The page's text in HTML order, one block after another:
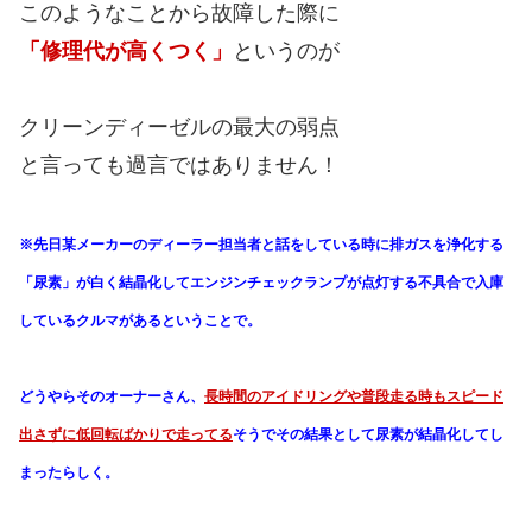
このようなことから故障した際に
「修理代が高くつく」
というのが
クリーンディーゼルの最大の弱点
と言っても過言ではありません！
※先日某メーカーのディーラー担当者と話をしている時に排ガスを浄化する
「尿素」が白く結晶化してエンジンチェックランプが点灯する不具合で入庫
しているクルマがあるということで。
どうやらそのオーナーさん、 長時間のアイドリングや普段走る時もスピード
出さずに低回転ばかりで走ってるそうでその結果として尿素が結晶化してし
まったらしく。